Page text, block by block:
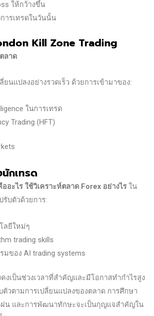
ให้กว้างขึ้น
ารเทรดในวันนั้น
Kill Zone Trading
ลาด
ยนแปลงอย่างรวดเร็ว ด้วยการเข้ามาของ:
ในการเทรด
Trading (HFT)
กเทรด
ออะไร ใช้วิเคราะห์ตลาด Forex อย่างไร ใน
บตัวด้วยการ:
ลยีใหม่ๆ
trading skills
มของ AI trading systems
คงเป็นช่วงเวลาที่สำคัญและมีโอกาสทำกำไรสูง
ตัวตามการเปลี่ยนแปลงของตลาด การศึกษา
ฝน และการพัฒนาทักษะจะเป็นกุญแจสำคัญใน